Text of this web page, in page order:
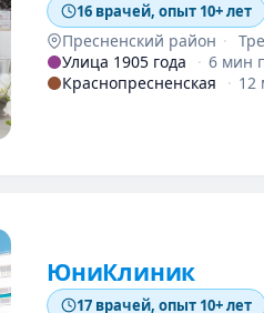
16 врачей, опыт 10+ лет
Пресненский район ·
Улица 1905 года
· 6 мин
Краснопресненская
· 12
ЮниКлиник
17 врачей, опыт 10+ лет